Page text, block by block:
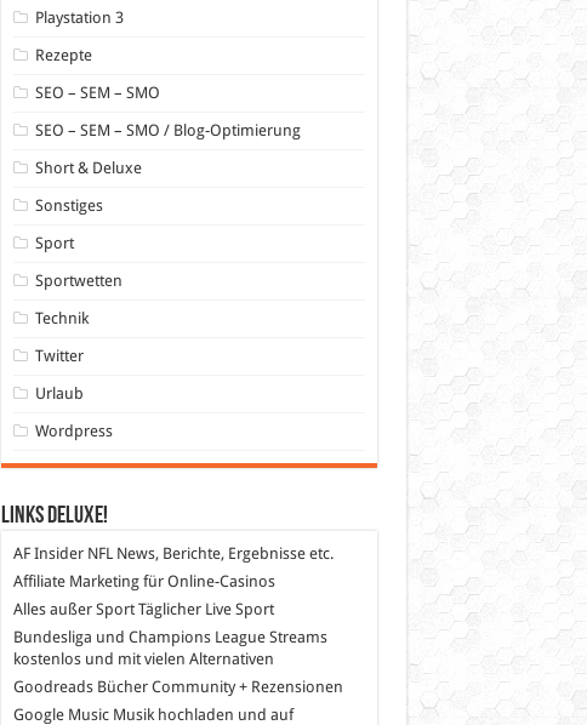
Playstation 3
Rezepte
SEO – SEM – SMO
SEO – SEM – SMO / Blog-Optimierung
Short & Deluxe
Sonstiges
Sport
Sportwetten
Technik
Twitter
Urlaub
Wordpress
Links DeLuXe!
AF InsiderNFL News, Berichte, Ergebnisse etc.
Affiliate Marketingfür Online-Casinos
Alles außer SportTäglicher Live Sport
Bundesliga und Champions League Streams
kostenlos und mit vielen Alternativen
GoodreadsBücher Community + Rezensionen
Google MusicMusik hochladen und auf